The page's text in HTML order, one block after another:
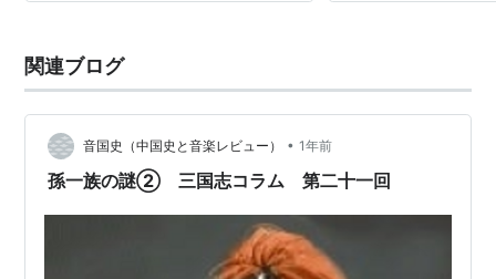
関連ブログ
音国史（中国史と音楽レビュー） • 1年前
孫一族の謎② 三国志コラム 第二十一回